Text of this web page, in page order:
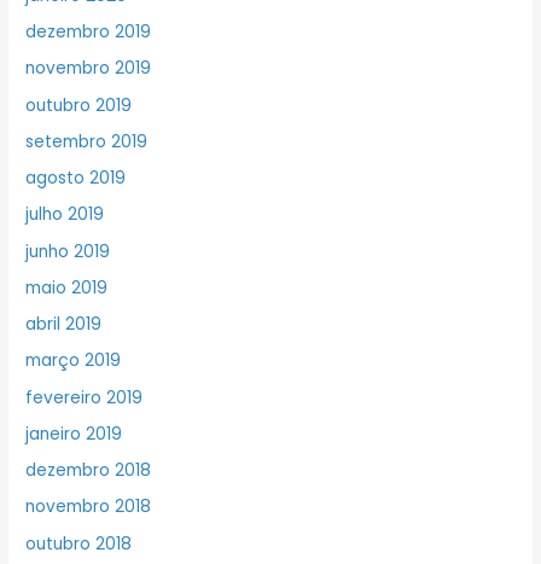
dezembro 2019
novembro 2019
outubro 2019
setembro 2019
agosto 2019
julho 2019
junho 2019
maio 2019
abril 2019
março 2019
fevereiro 2019
janeiro 2019
dezembro 2018
novembro 2018
outubro 2018